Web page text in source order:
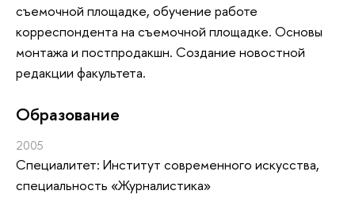
съемочной площадке, обучение работе
корреспондента на съемочной площадке. Основы
монтажа и постпродакшн. Создание новостной
редакции факультета.
Oбразование
2005
Специалитет: Институт современного искусства,
специальность «Журналистика»